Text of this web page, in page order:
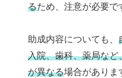
るため、注意が必要で
助成内容についても、
入院、歯科、薬局な
が異なる場合がありま